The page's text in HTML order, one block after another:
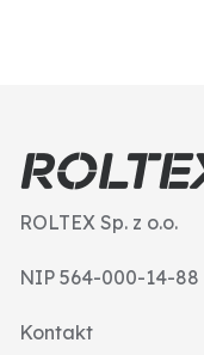
ROLTEX Sp. z o.o.
NIP 564-000-14-88
Kontakt